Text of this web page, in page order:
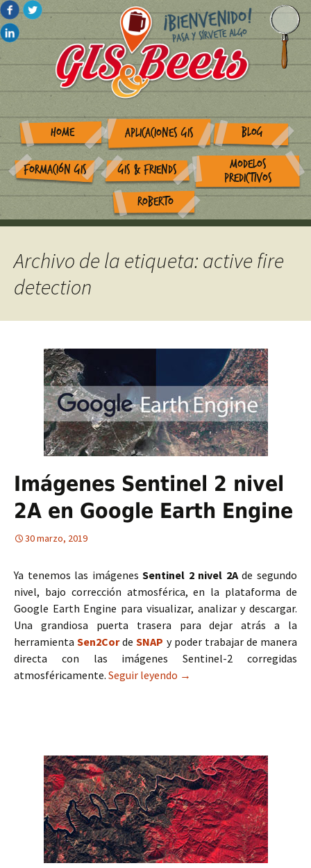
HOME APLICACIONES GIS BLOG
FORMACIÓN GIS GIS & FRIENDS
MODELOS
PREDICTIVOS
ROBERTO
Archivo de la etiqueta: active fire
detection
Imágenes Sentinel 2 nivel
2A en Google Earth Engine
30 marzo, 2019
Ya tenemos las imágenesSentinel 2 nivel 2Ade segundo
nivel, bajo corrección atmosférica, en la plataforma de
Google Earth Engine para visualizar, analizar y descargar.
Una grandiosa puerta trasera para dejar atrás a la
herramientaSen2Cor deSNAP y poder trabajar de manera
directa con las imágenes Sentinel-2 corregidas
atmosféricamente. Seguir leyendo Imágenes Sentinel 2 nivel
→